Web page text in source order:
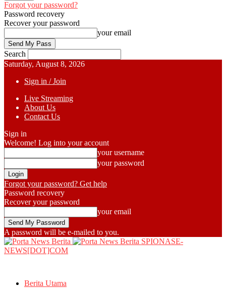
Forgot your password?
Password recovery
Recover your password
your email
Search
Saturday, August 8, 2026
Sign in / Join
Live Streaming
About Us
Contact Us
Sign in
Welcome! Log into your account
your username
your password
Forgot your password? Get help
Password recovery
Recover your password
your email
A password will be e-mailed to you.
SPIONASE-
NEWS[DOT]COM
Berita Utama